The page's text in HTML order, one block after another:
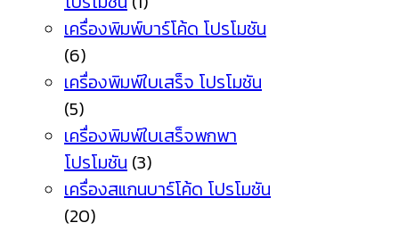
เครื่องพิมพ์บาร์โค้ด โปรโมชัน
(6)
เครื่องพิมพ์ใบเสร็จ โปรโมชัน
(5)
เครื่องพิมพ์ใบเสร็จพกพา
โปรโมชัน (3)
เครื่องสแกนบาร์โค้ด โปรโมชัน
(20)